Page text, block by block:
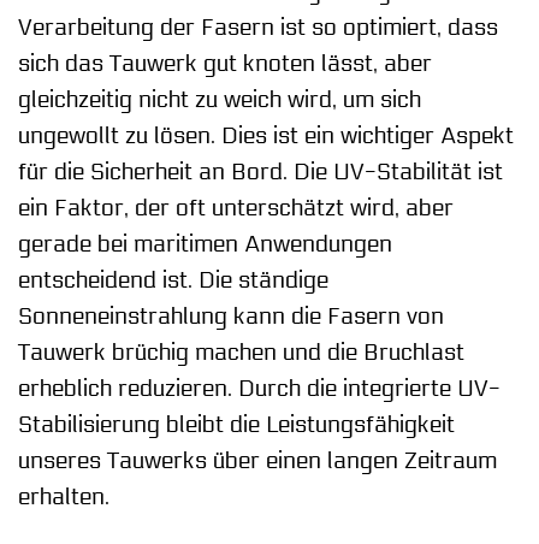
Verarbeitung der Fasern ist so optimiert, dass
sich das Tauwerk gut knoten lässt, aber
gleichzeitig nicht zu weich wird, um sich
ungewollt zu lösen. Dies ist ein wichtiger Aspekt
für die Sicherheit an Bord. Die UV-Stabilität ist
ein Faktor, der oft unterschätzt wird, aber
gerade bei maritimen Anwendungen
entscheidend ist. Die ständige
Sonneneinstrahlung kann die Fasern von
Tauwerk brüchig machen und die Bruchlast
erheblich reduzieren. Durch die integrierte UV-
Stabilisierung bleibt die Leistungsfähigkeit
unseres Tauwerks über einen langen Zeitraum
erhalten.